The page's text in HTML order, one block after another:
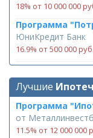
18% от 10 000 000
Программа
ЮниКредит Банк
16.9% от 500 000 руб.
Лучшие
Программа
от
11.5% от 12 000 000